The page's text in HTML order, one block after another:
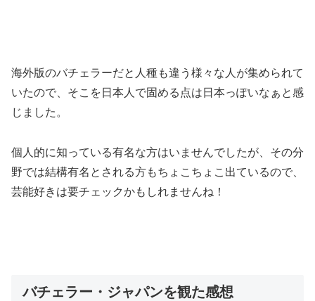
海外版のバチェラーだと人種も違う様々な人が集められて
いたので、そこを日本人で固める点は日本っぽいなぁと感
じました。
個人的に知っている有名な方はいませんでしたが、その分
野では結構有名とされる方もちょこちょこ出ているので、
芸能好きは要チェックかもしれませんね！
バチェラー・ジャパンを観た感想